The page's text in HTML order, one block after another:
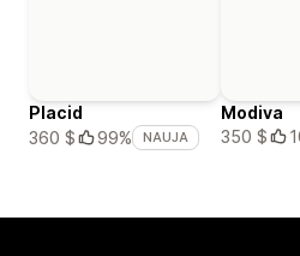
Placid
360 $
99% NAUJA
Modiva
350 $